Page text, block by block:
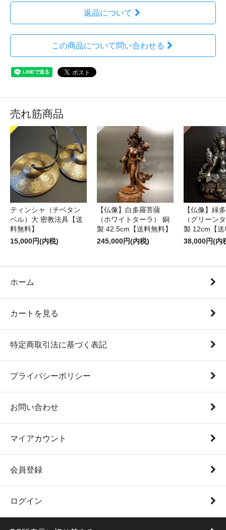
返品について
この商品について問い合わせる
売れ筋商品
ティンシャ（チベタン
ベル）大 密教法具【送
料無料】
15,000円(内税)
【仏像】白多羅菩薩
（ホワイトターラ） 銅
製 42.5cm【送料無料】
245,000円(内税)
【仏像】緑
（グリーン
製 12cm【
38,000円(内
ホーム
カートを見る
特定商取引法に基づく表記
プライバシーポリシー
お問い合わせ
マイアカウント
会員登録
ログイン